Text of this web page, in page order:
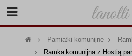
Pamiątki komunijne
Ramka komunijna z Hostią